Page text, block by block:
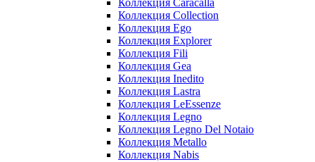
Коллекция Caracalla
Коллекция Collection
Коллекция Ego
Коллекция Explorer
Коллекция Fili
Коллекция Gea
Коллекция Inedito
Коллекция Lastra
Коллекция LeEssenze
Коллекция Legno
Коллекция Legno Del Notaio
Коллекция Metallo
Коллекция Nabis